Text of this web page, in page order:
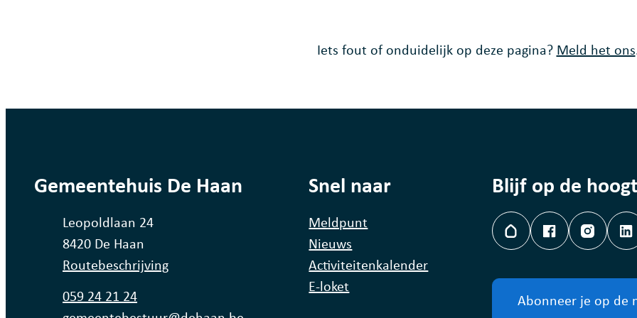
Iets fout of onduidelijk op deze pagina? Meld het ons
contact
Gemeentehuis De Haan
AdresLeopoldlaan 24
,8420 De Haan
Routebeschrijving
059 24 21 24
Snel naar
Meldpunt
Nieuws
Activiteitenkalender
E-loket
Blijf op de
Hoplr Facebook
Abonneer je op de